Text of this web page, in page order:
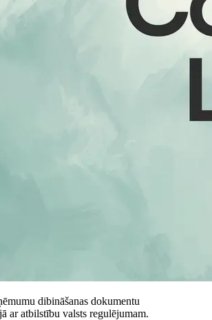
dibināšanas dokumentu
ar atbilstību valsts regulējumam.